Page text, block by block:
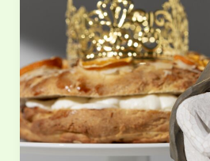
NOME
DAS
PESSOAS
NA
BÍBLIA?
ENTENDA
O